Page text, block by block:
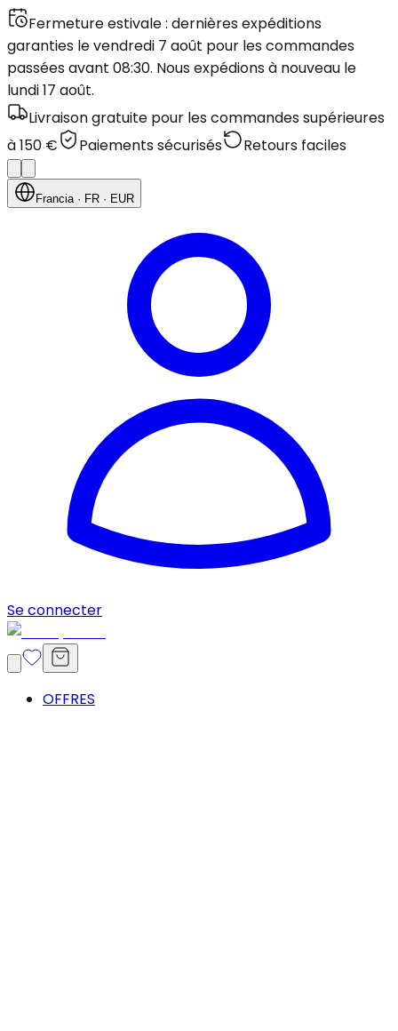
Fermeture estivale : dernières expéditions
garanties le vendredi 7 août pour les commandes
passées avant 08:30. Nous expédions à nouveau le
lundi 17 août.
Livraison gratuite pour les commandes supérieures
à 150 €
Paiements sécurisés Retours faciles
Francia· FR · EUR
Se connecter
OFFRES